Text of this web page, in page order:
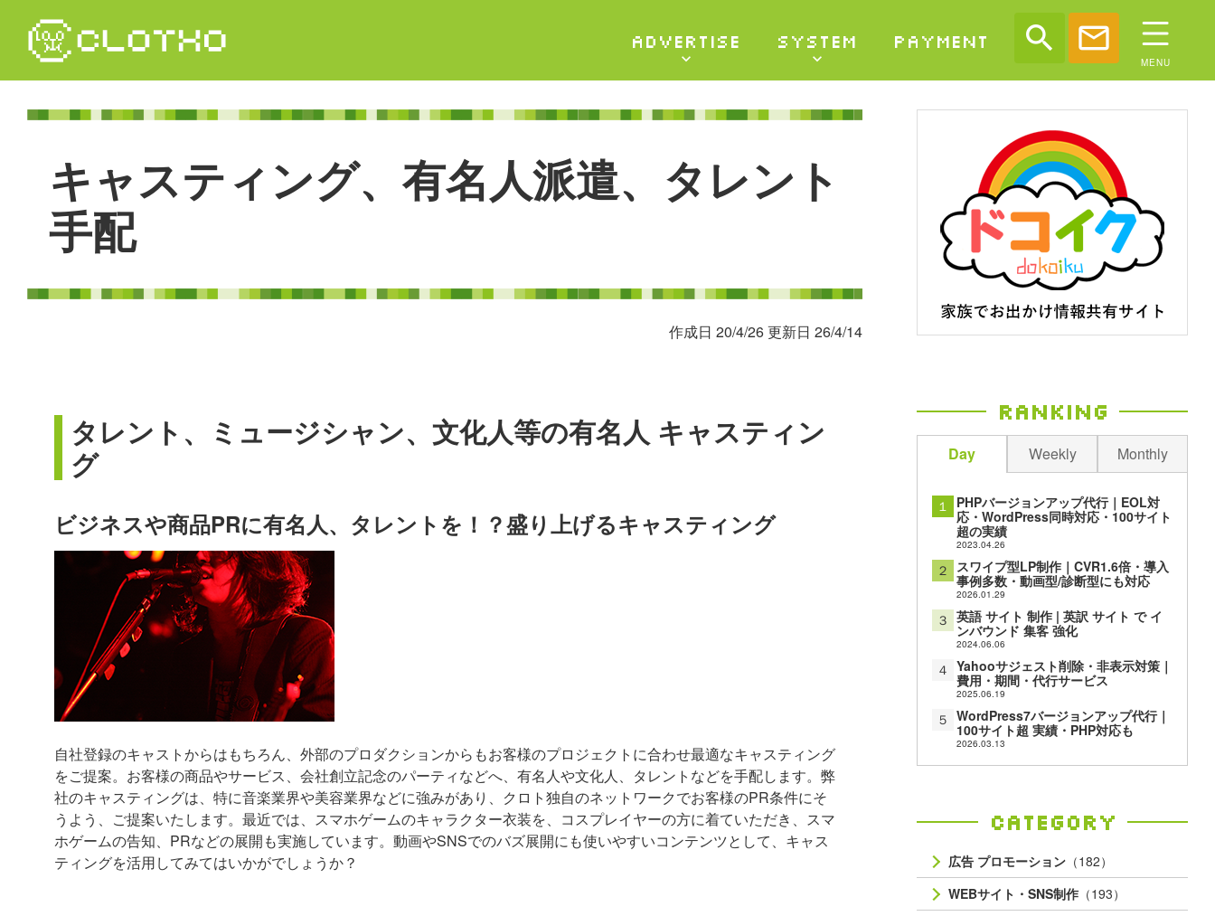
search mail
ADVERTISE SYSTEM PAYMENT
キャスティング、 有名人派遣、 タ レン ト
手配
作成日 20/4/26 更新日 26/4/14
タレント、ミュージシャン、文化人等の有名人 キャスティン
グ
ビジネスや商品PRに有名人、タレントを！？盛り上げるキャスティング
自社登録のキャストからはもちろん、外部のプロダクションからもお客様のプロジェクトに合わせ最適なキャスティング
をご提案。お客様の商品やサービス、会社創立記念のパーティなどへ、有名人や文化人、タレントなどを手配します。弊
社のキャスティングは、特に音楽業界や美容業界などに強みがあり、クロト独自のネットワークでお客様のPR条件にそ
うよう、ご提案いたします。最近では、スマホゲームのキャラクター衣装を、コスプレイヤーの方に着ていただき、スマ
ホゲームの告知、PRなどの展開も実施しています。動画やSNSでのバズ展開にも使いやすいコンテンツとして、キャス
ティングを活用してみてはいかがでしょうか？
Ranking
Day Weekly Monthly
１ PHPバージョンアップ代行｜EOL対
応・WordPress同時対応・100サイト
超の実績
2023.04.26
２ スワイプ型LP制作｜CVR1.6倍・導入
事例多数・動画型/診断型にも対応
2026.01.29
３ 英語 サイト 制作 | 英訳 サイト で イ
ンバウンド 集客 強化
2024.06.06
４ Yahooサジェスト削除・非表示対策｜
費用・期間・代行サービス
2025.06.19
５ WordPress7バージョンアップ代行｜
100サイト超 実績・PHP対応も
2026.03.13
Category
広告 プロモーション （182）
WEBサイト・SNS制作 （193）